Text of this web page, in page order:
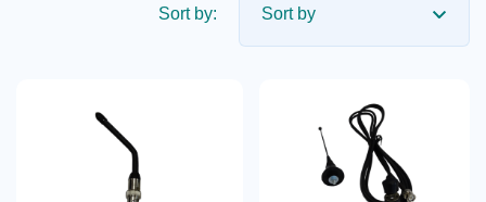
Sort by: